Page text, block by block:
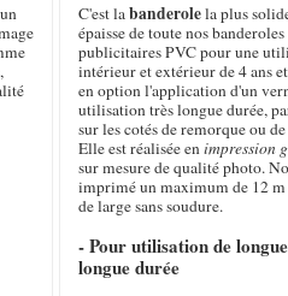
C'est labanderolela plus
épaisse de toute nos banderoles
publicitaires PVC pour une
intérieur et extérieur de 4 ans
en option l'application d'un
utilisation très longue durée,
sur les cotés de remorque ou
Elle est réalisée enimpression
sur mesure de qualité photo.
imprimé un maximum de 12 m
de large sans soudure.
- Pour utilisation de
longue durée